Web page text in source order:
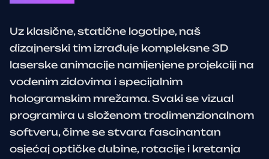
Uz klasične, statične logotipe, naš
dizajnerski tim izrađuje kompleksne 3D
laserske animacije namijenjene projekciji na
vodenim zidovima i specijalnim
hologramskim mrežama. Svaki se vizual
programira u složenom trodimenzionalnom
softveru, čime se stvara fascinantan
osjećaj optičke dubine, rotacije i kretanja